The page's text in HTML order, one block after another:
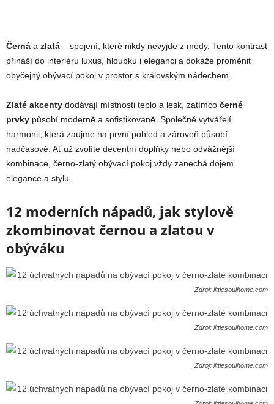
Černá a zlatá – spojení, které nikdy nevyjde z módy. Tento kontrast
přináší do interiéru luxus, hloubku i eleganci a dokáže proměnit
obyčejný obývací pokoj v prostor s královským nádechem.
Zlaté akcenty dodávají místnosti teplo a lesk, zatímco černé
prvky působí moderně a sofistikovaně. Společně vytvářejí
harmonii, která zaujme na první pohled a zároveň působí
nadčasově. Ať už zvolíte decentní doplňky nebo odvážnější
kombinace, černo-zlatý obývací pokoj vždy zanechá dojem
elegance a stylu.
12 moderních nápadů, jak stylově
zkombinovat černou a zlatou v
obýváku
Zdroj: littlesoulhome.com
Zdroj: littlesoulhome.com
Zdroj: littlesoulhome.com